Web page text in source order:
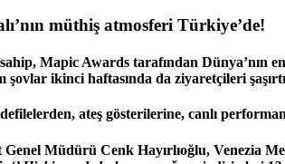
müthiş atmosferi Türkiye’de!
Mapic Awards tarafından Dünya’nın
şovlar ikinci haftasında da ziyaretçileri
ateş gösterilerine, canlı
Genel Müdürü Cenk Hayırlıoğlu, Venezia